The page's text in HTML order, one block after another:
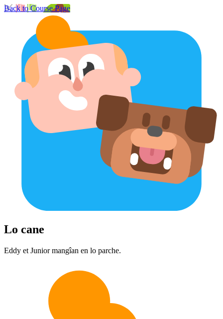
Back to Course Page
Lo cane
Eddy et Junior mangîan en lo parche.